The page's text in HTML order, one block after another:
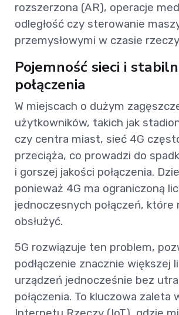
rozszerzona (AR), operacje
odległość czy sterowanie
przemysłowymi w czasie
Pojemność sieci i
połączenia
W miejscach o dużym
użytkowników, takich jak
czy centra miast, sieć 4G
przeciąża, co prowadzi do
i gorszej jakości połączenia.
ponieważ 4G ma ograniczoną
jednoczesnych połączeń, które
obsłużyć.
5G rozwiązuje ten problem,
podłączenie znacznie większej
urządzeń jednocześnie bez
połączenia. To kluczowa zaleta